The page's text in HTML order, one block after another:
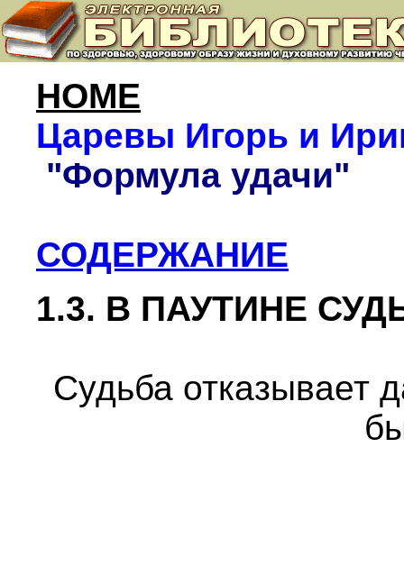
HOME
Царевы Игорь и
"Формула удачи"
СОДЕРЖАНИЕ
1.3. В ПАУТИНЕ
Судьба отказывает